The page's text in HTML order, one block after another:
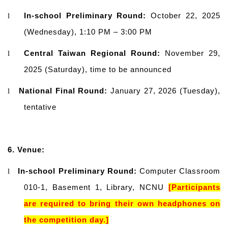
l In-school Preliminary Round:
October 22, 2025
(Wednesday), 1:10 PM – 3:00 PM
l Central Taiwan Regional Round: November 29,
2025 (Saturday), time to be announced
l National Final Round: January 27, 2026 (Tuesday),
tentative
6. Venue:
l In-school Preliminary Round: Computer Classroom
010-1, Basement 1, Library, NCNU [Participants
are required to bring their own headphones on
the competition day.]